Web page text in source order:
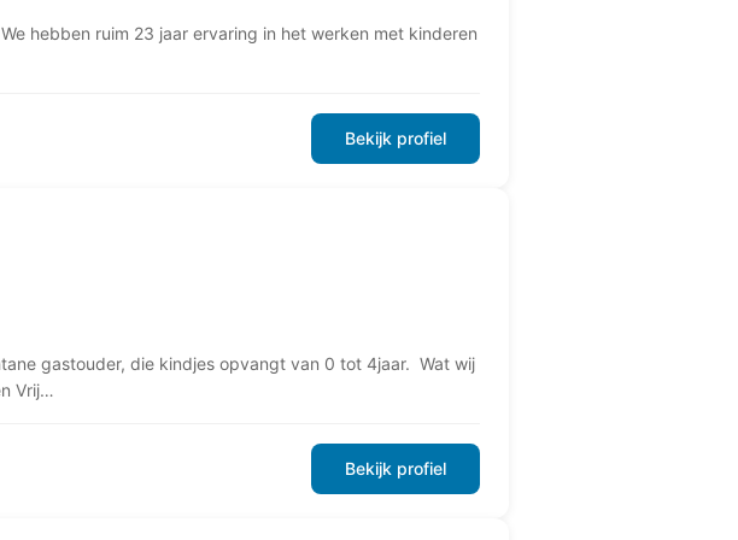
hebben ruim 23 jaar ervaring in het werken met kinderen
Bekijk profiel
gastouder, die kindjes opvangt van 0 tot 4jaar. Wat wij
Vrij…
Bekijk profiel